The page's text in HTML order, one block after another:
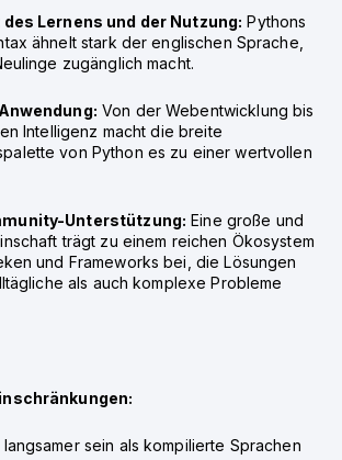
Lernens und der Nutzung: Pythons
ähnelt stark der englischen Sprache,
zugänglich macht.
Von der Webentwicklung bis
Intelligenz macht die breite
von Python es zu einer wertvollen
Unterstützung: Eine große und
trägt zu einem reichen Ökosystem
und Frameworks bei, die Lösungen
als auch komplexe Probleme
sein als kompilierte Sprachen